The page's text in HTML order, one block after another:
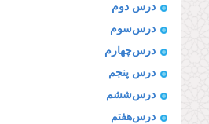
درس دوم
درس‌سوم
درس‌چهارم
درس پنجم
درس‌ششم
درس‌هفتم